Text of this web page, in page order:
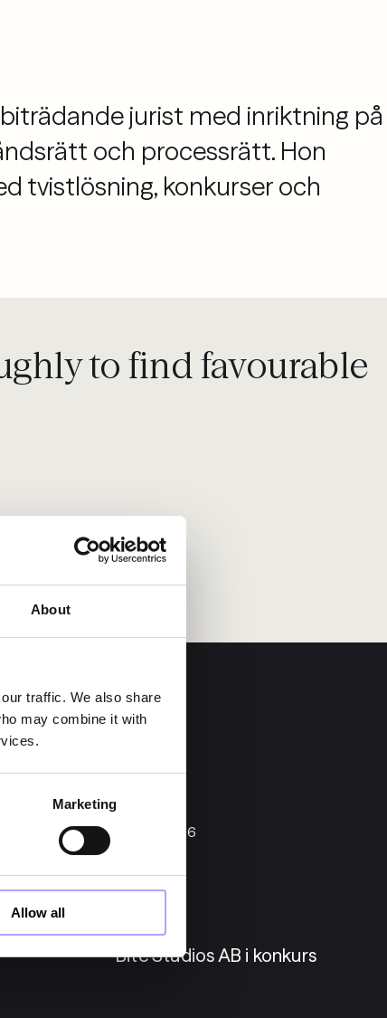
About
traffic. We also share
may combine it with
Marketing
Allow all
jurist med inriktning på
och processrätt. Hon
tvistlösning, konkurser och
to find favourable
22 maj 2026
Bite Studios AB i konkurs